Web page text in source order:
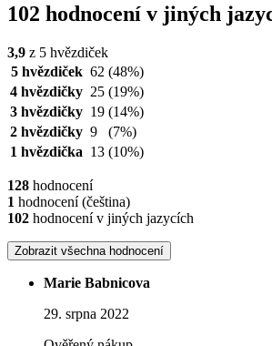
102 hodnocení v jiných
3,9 z 5 hvězdiček
5 hvězdiček 62 (48%)
4 hvězdičky 25 (19%)
3 hvězdičky 19 (14%)
2 hvězdičky 9
(7%)
1 hvězdička 13 (10%)
128 hodnocení
1 hodnocení (čeština)
102 hodnocení v jiných jazycích
Zobrazit všechna hodnocení
Marie Babnicova
29. srpna 2022